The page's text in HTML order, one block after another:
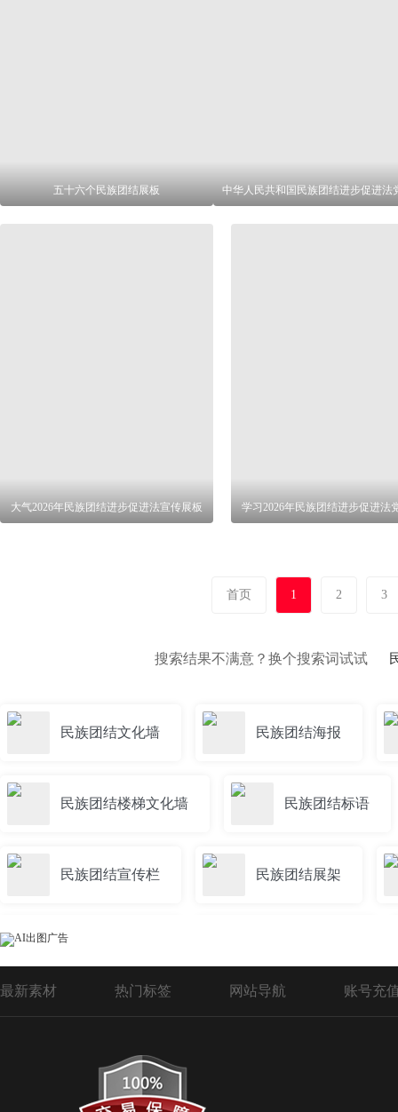
五十六个民族团结展板
大气2026年民族团结进步促进法宣传展板 学习2026年民族团结进步促进法
首页 1 2 3
搜索结果不满意？换个搜索词试试
民族团结文化墙 民族团结海报
民族团结楼梯文化墙 民族团结标语
民族团结宣传栏 民族团结展架
民族团结照片墙
民族团结进步 民族团结形象墙
民族团结宣传折页
最新素材 热门标签 网站导航 账号充